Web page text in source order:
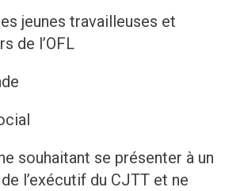
jeunes travailleuses et
de l’OFL
souhaitant se présenter à un
l’exécutif du CJTT et ne